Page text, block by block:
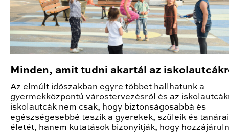
Minden, amit tudni akartál az
Az elmúlt időszakban egyre többet hallhatunk a
gyermekközpontú várostervezésről és az
iskolautcák nem csak, hogy biztonságosabbá és
egészségesebbé teszik a gyerekek, szüleik és
életét, hanem kutatások bizonyítják, hogy